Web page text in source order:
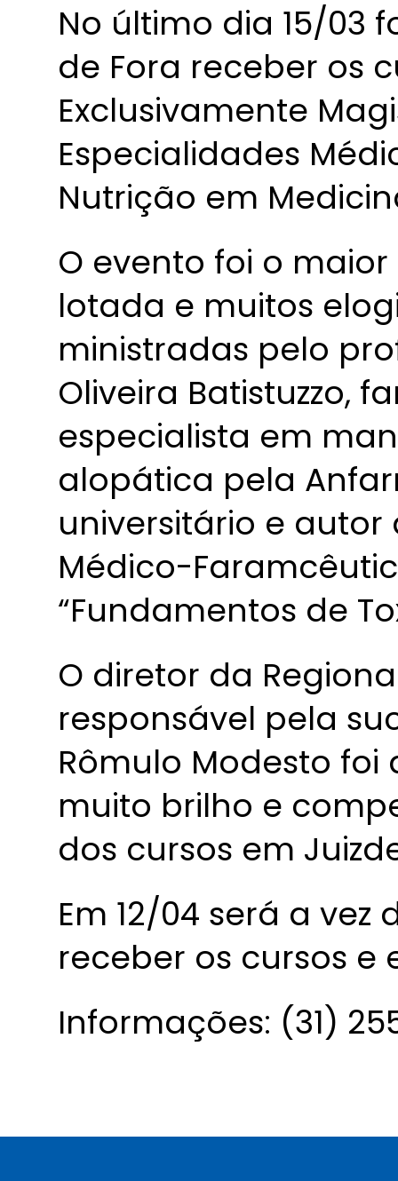
No último dia 15/03
de Fora receber os
Exclusivamente
Especialidades
Nutrição em
O evento foi o
lotada e muitos
ministradas pelo
Oliveira Batistuzzo,
especialista em
alopática pela
universitário e autor
Médico-
“Fundamentos de
O diretor da
responsável pela
Rômulo Modesto
muito brilho e
dos cursos em
Em 12/04 será a
receber os cursos e
Informações: (31)